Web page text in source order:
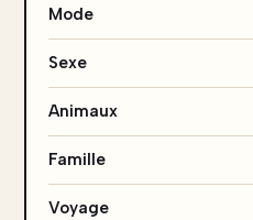
Mode
Sexe
Animaux
Famille
Voyage